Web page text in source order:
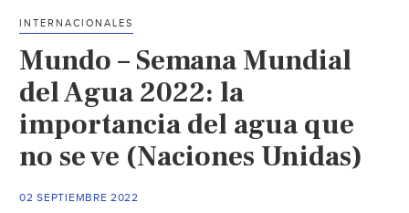
qué
deberían
atención
los
mercados?
(CNN)
INTERNACIONALES
Mundo – Semana Mundial
del Agua 2022: la
importancia del agua que
no se ve (Naciones Unidas)
02 SEPTIEMBRE 2022